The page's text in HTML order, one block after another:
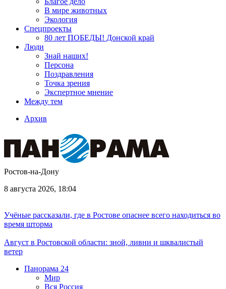
В мире животных
Экология
Спецпроекты
80 лет ПОБЕДЫ! Донской край
Люди
Знай наших!
Персона
Поздравления
Точка зрения
Экспертное мнение
Между тем
Архив
Ростов-на-Дону
8 августа 2026, 18:04
Учёные рассказали, где в Ростове опаснее всего находиться во
время шторма
Август в Ростовской области: зной, ливни и шквалистый
ветер
Панорама 24
Мир
Вся Россия